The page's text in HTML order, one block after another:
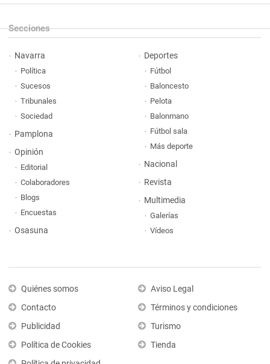
Secciones
Navarra
Política
Sucesos
Tribunales
Sociedad
Pamplona
Opinión
Editorial
Colaboradores
Blogs
Encuestas
Osasuna
Deportes
Fútbol
Baloncesto
Pelota
Balonmano
Fútbol sala
Más deporte
Nacional
Revista
Multimedia
Galerías
Vídeos
Quiénes somos
Contacto
Publicidad
Política de Cookies
Aviso Legal
Términos y condiciones
Turismo
Tienda